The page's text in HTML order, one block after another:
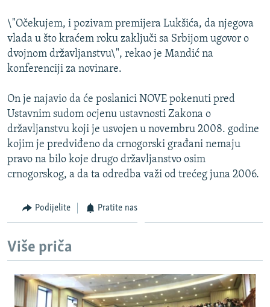
MOJA EVROPA
TRI DECENIJE OD RATA U BIH
SVE KARTE DEJTONA
NASTANAK I RASPAD JUGOSLAVIJE
\"Očekujem, i pozivam premijera Lukšića, da njegova
vlada u što kraćem roku zaključi sa Srbijom ugovor o
dvojnom državljanstvu\", rekao je Mandić na
konferenciji za novinare.
On je najavio da će poslanici NOVE pokenuti pred
Ustavnim sudom ocjenu ustavnosti Zakona o
državljanstvu koji je usvojen u novembru 2008. godine
kojim je predviđeno da crnogorski građani nemaju
pravo na bilo koje drugo državljanstvo osim
crnogorskog, a da ta odredba važi od trećeg juna 2006.
Podijelite Pratite nas
Više priča